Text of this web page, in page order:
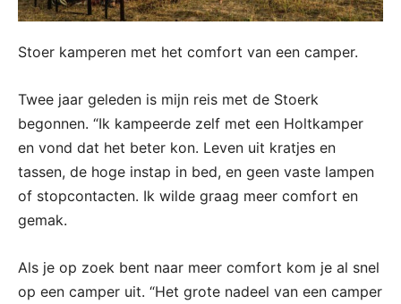
Stoer kamperen met het comfort van een camper.
Twee jaar geleden is mijn reis met de Stoerk
begonnen. “Ik kampeerde zelf met een Holtkamper
en vond dat het beter kon. Leven uit kratjes en
tassen, de hoge instap in bed, en geen vaste lampen
of stopcontacten. Ik wilde graag meer comfort en
gemak.
Als je op zoek bent naar meer comfort kom je al snel
op een camper uit. “Het grote nadeel van een camper